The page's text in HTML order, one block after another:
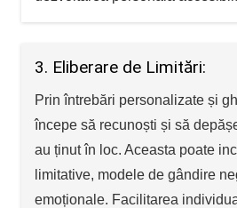
3. Eliberare de Limitări:
Prin întrebări personalizate și
începe să recunoști și să
au ținut în loc. Aceasta poate
limitative, modele de gândire
emoționale. Facilitarea